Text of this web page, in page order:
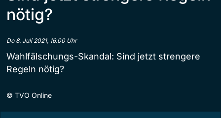
nötig?
Do 8. Juli 2021, 16.00 Uhr
Wahlfälschungs-Skandal: Sind jetzt strengere
Regeln nötig?
© TVO Online